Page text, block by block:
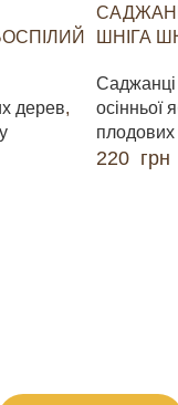
дерев,
ШНІГА
Саджанці
осінньої
220 грн